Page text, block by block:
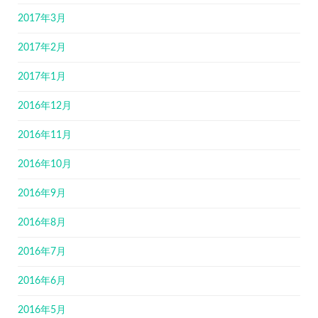
2017年3月
2017年2月
2017年1月
2016年12月
2016年11月
2016年10月
2016年9月
2016年8月
2016年7月
2016年6月
2016年5月